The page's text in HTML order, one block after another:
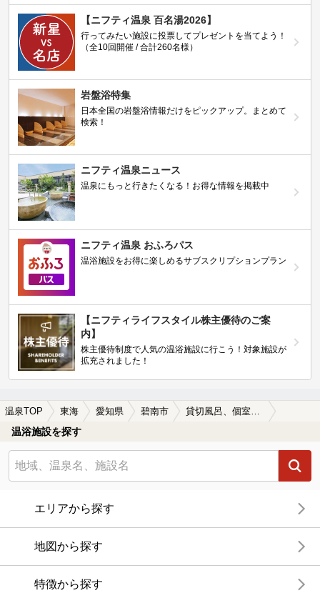
【ニフティ温泉 百名湯2026】
行ってみたい施設に投票してプレゼントを当てよう！
（全10回開催 / 合計260名様）
岩盤浴特集
日本全国の岩盤浴情報だけをピックアップ。まとめて
検索！
ニフティ温泉ニュース
温泉にもっと行きたくなる！お得な情報を掲載中
ニフティ温泉 おふろパス
温浴施設をお得に楽しめるサブスクリプションプラン
【ニフティライフスタイル株主優待のご案
内】
株主優待制度で人気の温浴施設に行こう！対象施設が
拡充されました！
温泉TOP 東海 愛知県 碧南市
温浴施設を探す
エリアから探す
地図から探す
特徴から探す